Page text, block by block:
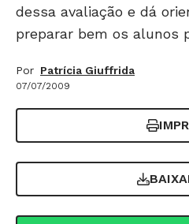
dessa avaliação e dá
preparar bem os alunos
Por Patrícia Giuffrida
07/07/2009